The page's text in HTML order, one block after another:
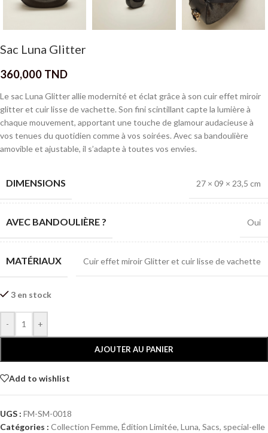
Sac Luna Glitter
360,000 TND
Le sac Luna Glitter allie modernité et éclat grâce à son cuir effet miroir
glitter et cuir lisse de vachette. Son fini scintillant capte la lumière à
chaque mouvement, apportant une touche de glamour audacieuse à
vos tenues du quotidien comme à vos soirées. Avec sa bandoulière
amovible et ajustable, il s’adapte à toutes vos envies.
DIMENSIONS 27 × 09 × 23,5 cm
AVEC BANDOULIÈRE ? Oui
MATÉRIAUX Cuir effet miroir Glitter et cuir lisse de vachette
3 en stock
- +
AJOUTER AU PANIER
Add to wishlist
UGS : FM-SM-0018
Catégories : Collection Femme, Édition Limitée, Luna, Sacs, special-elle